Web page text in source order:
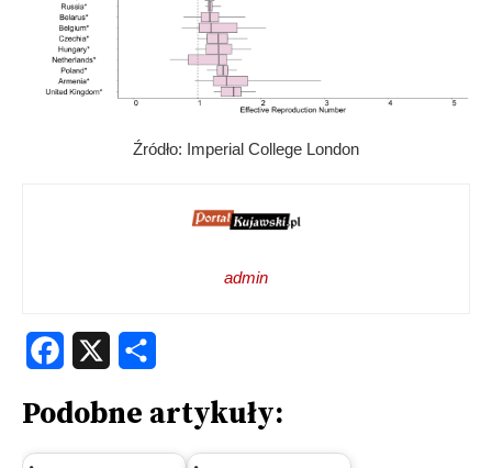
Źródło: Imperial College London
admin
Facebook
Podobne artykuły: